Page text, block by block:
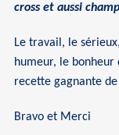
cross et aussi
Le travail, le
humeur, le bonheur
recette gagnante
Bravo et Merci